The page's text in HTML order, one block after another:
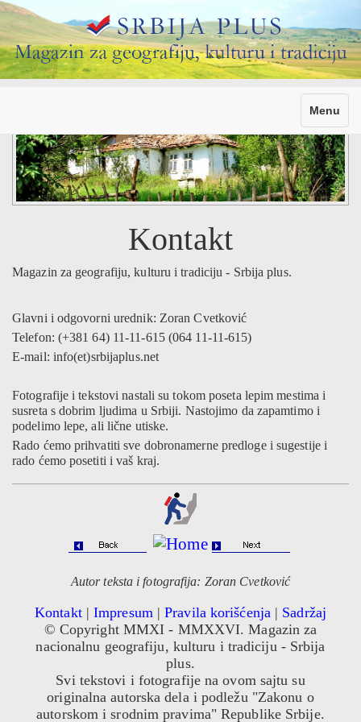
Toggle
Menu
Kontakt
Magazin za geografiju, kulturu i tradiciju - Srbija plus.
Glavni i odgovorni urednik: Zoran Cvetković
Telefon: (+381 64) 11-11-615 (064 11-11-615)
E-mail: info(et)srbijaplus.net
Fotografije i tekstovi nastali su tokom poseta lepim mestima i
susreta s dobrim ljudima u Srbiji. Nastojimo da zapamtimo i
podelimo lepe, ali lične utiske.
Rado ćemo prihvatiti sve dobronamerne predloge i sugestije i
rado ćemo posetiti i vaš kraj.
Autor teksta i fotografija: Zoran Cvetković
Kontakt|Impresum|Pravila korišćenja| Sadržaj
© Copyright MMXI - MMXXVI. Magazin za
nacionalnu geografiju, kulturu i tradiciju - Srbija
plus.
Svi tekstovi i fotografije na ovom sajtu su
originalna autorska dela i podležu "Zakonu o
autorskom i srodnim pravima" Republike Srbije.